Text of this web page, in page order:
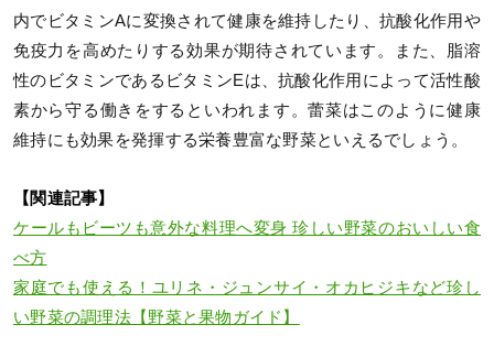
内でビタミンAに変換されて健康を維持したり、抗酸化作用や
免疫力を高めたりする効果が期待されています。また、脂溶
性のビタミンであるビタミンEは、抗酸化作用によって活性酸
素から守る働きをするといわれます。蕾菜はこのように健康
維持にも効果を発揮する栄養豊富な野菜といえるでしょう。
【関連記事】
ケールもビーツも意外な料理へ変身 珍しい野菜のおいしい食
べ方
家庭でも使える！ユリネ・ジュンサイ・オカヒジキなど珍し
い野菜の調理法【野菜と果物ガイド】